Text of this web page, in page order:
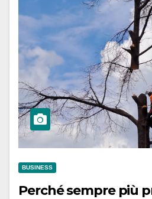
BUSINESS
Perché sempre più